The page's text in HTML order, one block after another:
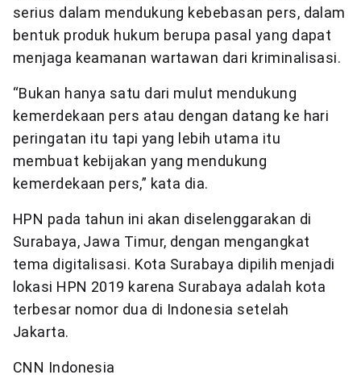
serius dalam mendukung kebebasan pers, dalam
bentuk produk hukum berupa pasal yang dapat
menjaga keamanan wartawan dari kriminalisasi.
“Bukan hanya satu dari mulut mendukung
kemerdekaan pers atau dengan datang ke hari
peringatan itu tapi yang lebih utama itu
membuat kebijakan yang mendukung
kemerdekaan pers,” kata dia.
HPN pada tahun ini akan diselenggarakan di
Surabaya, Jawa Timur, dengan mengangkat
tema digitalisasi. Kota Surabaya dipilih menjadi
lokasi HPN 2019 karena Surabaya adalah kota
terbesar nomor dua di Indonesia setelah
Jakarta.
CNN Indonesia